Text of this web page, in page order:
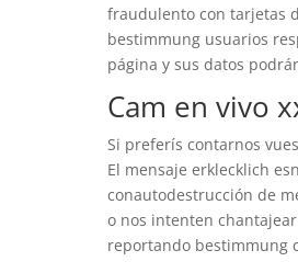
fraudulento con tarjetas
bestimmung usuarios
página y sus datos
Cam en vivo
Si preferís contarnos
El mensaje erklecklich
conautodestrucción de
o nos intenten
reportando bestimmung